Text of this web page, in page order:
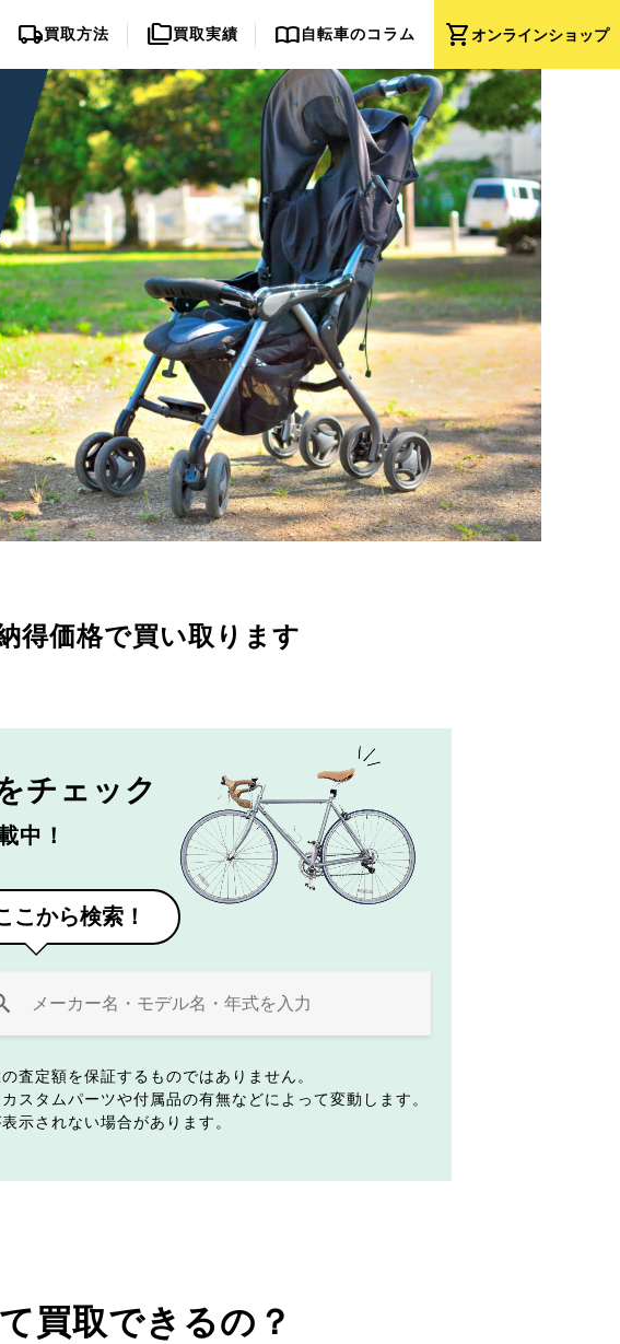
shopping_cartオンラインショップ
local_shipping買取方法 folder_copy買取実績 import_contacts自転車のコラム
得価格で買い取ります
チェック
中！
こから検索！
査定額を保証するものではありません。
スタムパーツや付属品の有無などによって変動します。
示されない場合があります。
買取できるの？